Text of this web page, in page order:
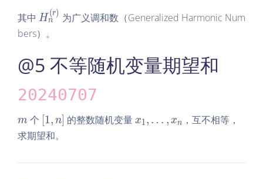
(\f
其中 H_
n^
eft
(r
gh
Hn
(r) 为广义调和数（Generalized Harmonic Num
bers）。
@5 不等随机变量期望和
20240707
m
m 个 \l
ef
1, n 的整数随机变量x
x1, … , xn
，互不相等，
求期望和。